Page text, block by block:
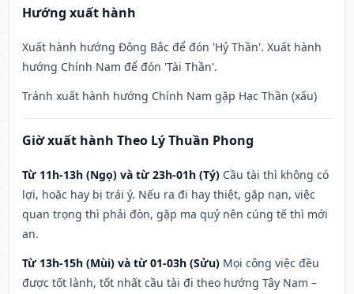
Hướng xuất hành
Xuất hành hướng Đông Bắc để đón 'Hỷ Thần'. Xuất hành
hướng Chính Nam để đón 'Tài Thần'.
Tránh xuất hành hướng Chính Nam gặp Hạc Thần (xấu)
Giờ xuất hành Theo Lý Thuần Phong
Từ 11h-13h (Ngọ) và từ 23h-01h (Tý) Cầu tài thì không có
lợi, hoặc hay bị trái ý. Nếu ra đi hay thiệt, gặp nạn, việc
quan trọng thì phải đòn, gặp ma quỷ nên cúng tế thì mới
an.
Từ 13h-15h (Mùi) và từ 01-03h (Sửu) Mọi công việc đều
được tốt lành, tốt nhất cầu tài đi theo hướng Tây Nam –